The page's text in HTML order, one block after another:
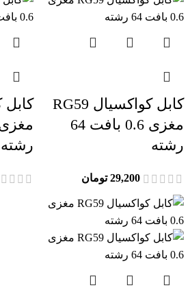
کابل کواکسیال RG59
مغزی 0.6 بافت 64
رشته
29,200 تومان
رشته